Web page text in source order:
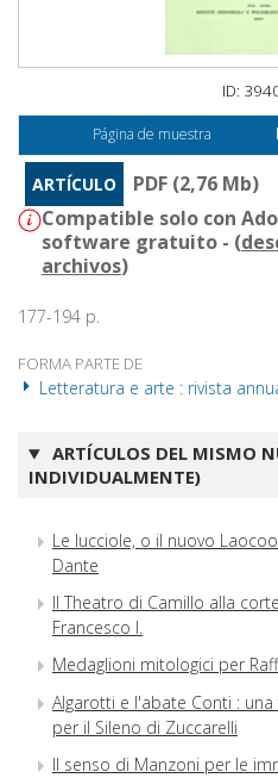
ID:
Página de muestra
ARTÍCULO
PDF (2,76 Mb)
Compatible solo con
software gratuito - (
archivos)
177-194 p.
FORMA PARTE DE
Letteratura e arte : rivista
ARTÍCULOS DEL MISMO
INDIVIDUALMENTE)
Le lucciole, o il nuovo
Dante
Il Theatro di Camillo alla
Francesco I.
Medaglioni mitologici per
Algarotti e l'abate Conti :
per il Sileno di Zuccarelli
Il senso di Manzoni per le